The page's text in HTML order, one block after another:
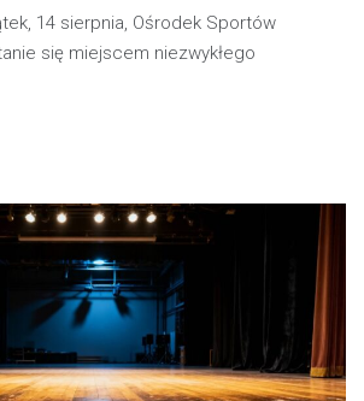
14 sierpnia, Ośrodek Sportów
się miejscem niezwykłego